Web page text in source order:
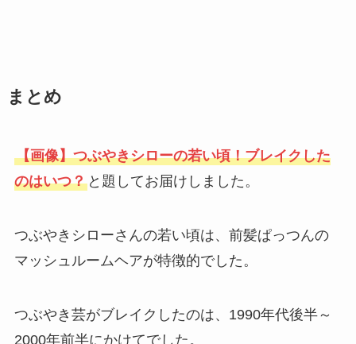
まとめ
【画像】つぶやきシローの若い頃！ブレイクした
のはいつ？と題してお届けしました。
つぶやきシローさんの若い頃は、前髪ぱっつんの
マッシュルームヘアが特徴的でした。
つぶやき芸がブレイクしたのは、1990年代後半～
2000年前半にかけてでした。